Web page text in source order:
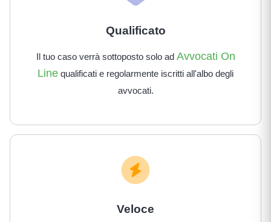
Qualificato
Il tuo caso verrà sottoposto solo ad Avvocati On
Line qualificati e regolarmente iscritti all'albo degli
avvocati.
Veloce